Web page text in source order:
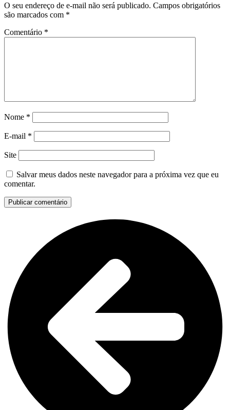
O seu endereço de e-mail não será publicado. Campos obrigatórios
são marcados com *
Comentário *
Nome *
E-mail *
Site
Salvar meus dados neste navegador para a próxima vez que eu
comentar.